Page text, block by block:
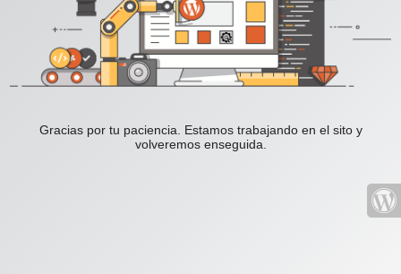
Gracias por tu paciencia. Estamos trabajando en el sito y
volveremos enseguida.